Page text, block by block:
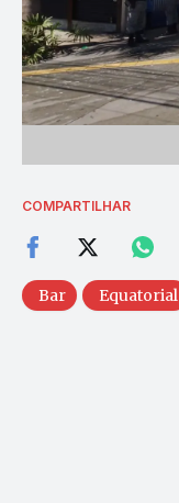
COMPARTILHAR
Bar Equatorial